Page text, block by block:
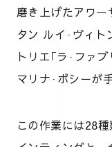
磨き上げたアワ
タン ルイ·ヴィト
トリエ｢ラ·ファ
マリナ·ボシーが
この作業には28